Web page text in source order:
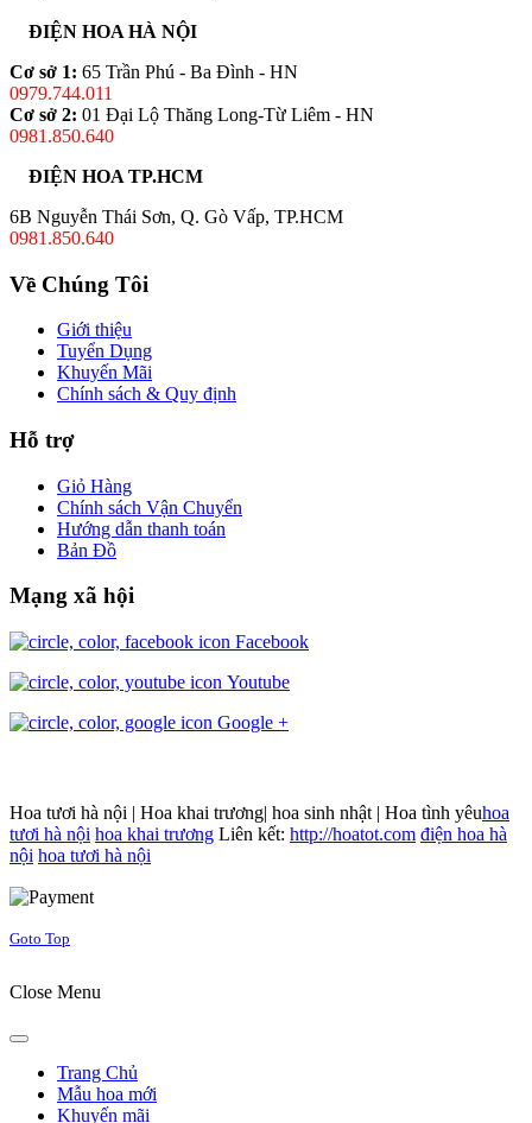
ĐIỆN HOA HÀ NỘI
Cơ sở 1: 65 Trần Phú - Ba Đình - HN
0979.744.011
Cơ sở 2: 01 Đại Lộ Thăng Long-Từ Liêm - HN
0981.850.640
ĐIỆN HOA TP.HCM
6B Nguyễn Thái Sơn, Q. Gò Vấp, TP.HCM
0981.850.640
Về Chúng Tôi
Giới thiệu
Tuyển Dụng
Khuyến Mãi
Chính sách & Quy định
Hỗ trợ
Giỏ Hàng
Chính sách Vận Chuyển
Hướng dẫn thanh toán
Bản Đồ
Mạng xã hội
Facebook
Youtube
Google +
Hoa tươi hà nội | Hoa khai trương| hoa sinh nhật | Hoa tình yêuhoa
tươi hà nội hoa khai trương Liên kết: http://hoatot.com điện hoa hà
nội hoa tươi hà nội
Goto Top
Close Menu
Trang Chủ
Mẫu hoa mới
Khuyến mãi